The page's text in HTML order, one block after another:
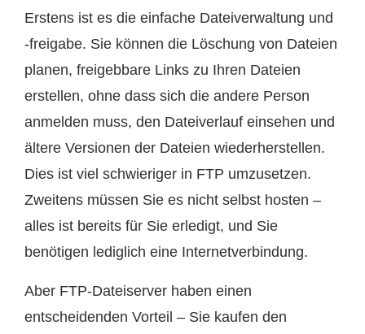
Erstens ist es die einfache Dateiverwaltung und
-freigabe. Sie können die Löschung von Dateien
planen, freigebbare Links zu Ihren Dateien
erstellen, ohne dass sich die andere Person
anmelden muss, den Dateiverlauf einsehen und
ältere Versionen der Dateien wiederherstellen.
Dies ist viel schwieriger in FTP umzusetzen.
Zweitens müssen Sie es nicht selbst hosten –
alles ist bereits für Sie erledigt, und Sie
benötigen lediglich eine Internetverbindung.
Aber FTP-Dateiserver haben einen
entscheidenden Vorteil – Sie kaufen den